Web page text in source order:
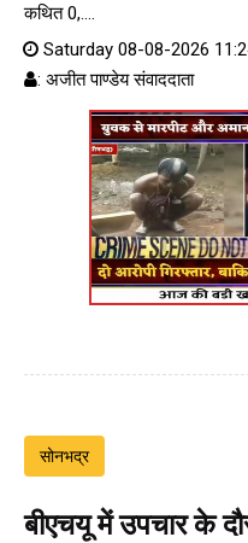
कथित 0,....
Saturday 08-08-2026
: अजीत पाण्डेय संवाददाता
सोनभद्र
बीएचयू में उपचार के